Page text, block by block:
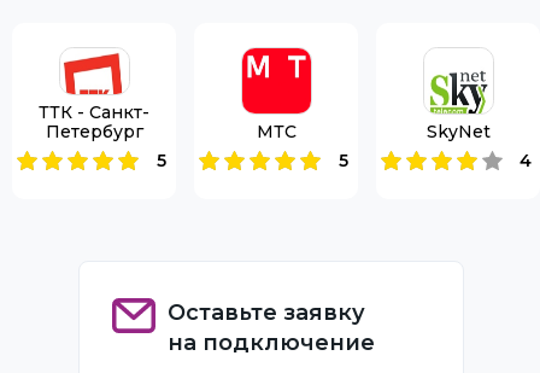
ТТК - Санкт-
Петербург
5
МТС
5
SkyNet
4
Оставьте заявку
на подключение